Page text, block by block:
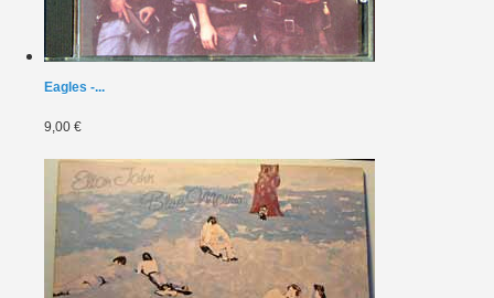
Eagles -...
9,00 €